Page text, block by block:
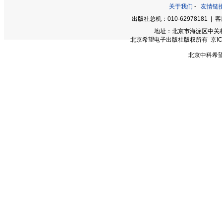
关于我们 - 友情链
出版社总机：010-62978181 |
地址：北京市海淀区中
北京希望电子出版社版权所有 京
北京中科希